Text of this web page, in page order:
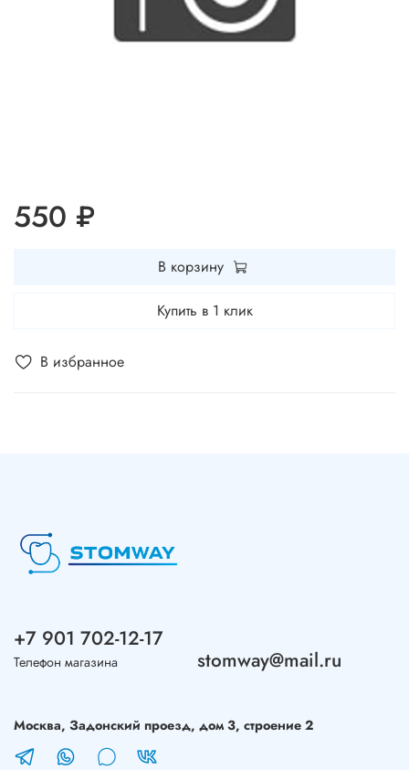
В избранное
550 ₽
В корзину
Купить в 1 клик
+7 901 702-12-17
Телефон магазина stomway@mail.ru
Москва, Задонский проезд, дом 3, строение 2